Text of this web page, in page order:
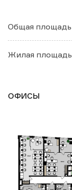
Общая площадь
Жилая площадь
ОФИСЫ